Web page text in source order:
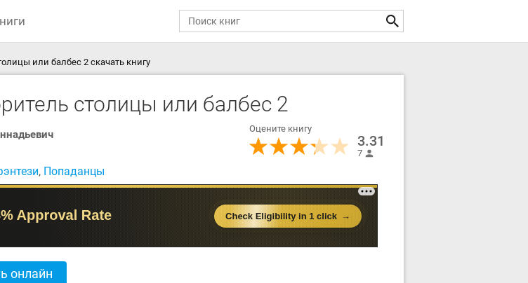
или балбес 2 скачать книгу
столицы или балбес 2
Оцените книгу
3.31
7
, Попаданцы
онлайн